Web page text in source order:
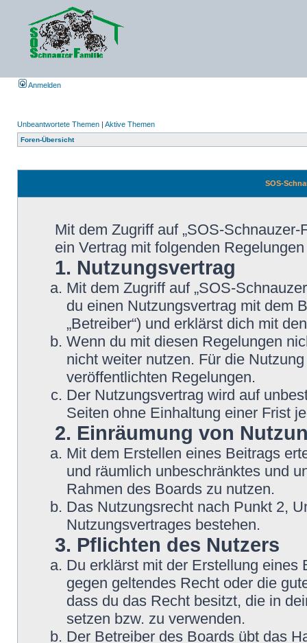
Anmelden
Unbeantwortete Themen | Aktive Themen
Foren-Übersicht
SOS-
Mit dem Zugriff auf „SOS-
ein Vertrag mit folgenden
1. Nutzungsvertrag
Mit dem Zugriff auf „SOS-
du einen Nutzungsvertrag mit dem
„Betreiber“) und erklärst dich mit
Wenn du mit diesen Regelungen
nicht weiter nutzen. Für die
veröffentlichten Regelungen.
Der Nutzungsvertrag wird auf
Seiten ohne Einhaltung einer Frist
2. Einräumung von
Mit dem Erstellen eines Beitrags
und räumlich unbeschränktes und
Rahmen des Boards zu nutzen.
Das Nutzungsrecht nach Punkt 2,
Nutzungsvertrages bestehen.
3. Pflichten des Nutzers
Du erklärst mit der Erstellung eines
gegen geltendes Recht oder die
dass du das Recht besitzt, die in
setzen bzw. zu verwenden.
Der Betreiber des Boards übt das